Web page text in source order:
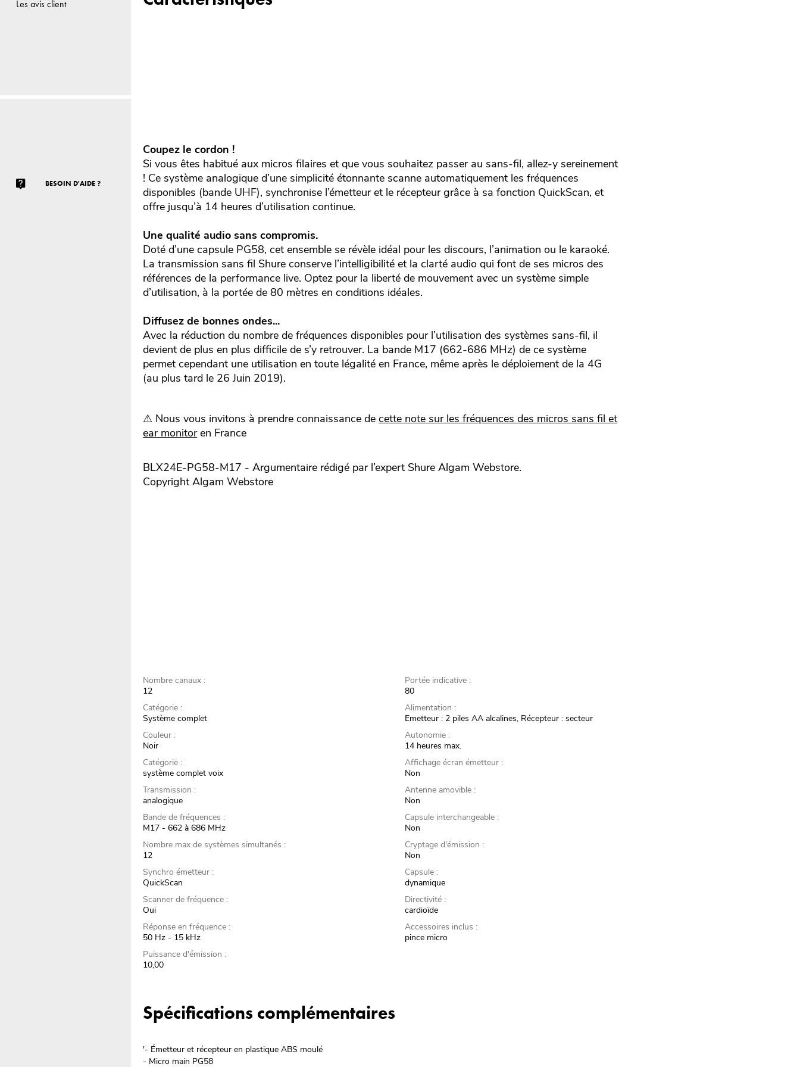
Les avis client
BESOIN D'AIDE ?
Coupez le cordon !
Si vous êtes habitué aux micros filaires et que vous souhaitez passer au sans-fil, allez-y sereinement
! Ce système analogique d’une simplicité étonnante scanne automatiquement les fréquences
disponibles (bande UHF), synchronise l’émetteur et le récepteur grâce à sa fonction QuickScan, et
offre jusqu’à 14 heures d’utilisation continue.
Une qualité audio sans compromis.
Doté d’une capsule PG58, cet ensemble se révèle idéal pour les discours, l’animation ou le karaoké.
La transmission sans fil Shure conserve l’intelligibilité et la clarté audio qui font de ses micros des
références de la performance live. Optez pour la liberté de mouvement avec un système simple
d’utilisation, à la portée de 80 mètres en conditions idéales.
Diffusez de bonnes ondes...
Avec la réduction du nombre de fréquences disponibles pour l’utilisation des systèmes sans-fil, il
devient de plus en plus difficile de s’y retrouver. La bande M17 (662-686 MHz) de ce système
permet cependant une utilisation en toute légalité en France, même après le déploiement de la 4G
(au plus tard le 26 Juin 2019).
⚠ Nous vous invitons à prendre connaissance decette note sur les fréquences des micros sans fil et
ear monitoren France
BLX24E-PG58-M17 - Argumentaire rédigé par l’expert Shure Algam Webstore.
Copyright Algam Webstore
Nombre canaux :
12
Catégorie :
Système complet
Couleur :
Noir
Catégorie :
système complet voix
Transmission :
analogique
Bande de fréquences :
M17 - 662 à 686 MHz
Nombre max de systèmes simultanés :
12
Synchro émetteur :
QuickScan
Scanner de fréquence :
Oui
Réponse en fréquence :
50 Hz - 15 kHz
Puissance d'émission :
10,00
Portée indicative :
80
Alimentation :
Emetteur : 2 piles AA alcalines, Récepteur : secteur
Autonomie :
14 heures max.
Affichage écran émetteur :
Non
Antenne amovible :
Non
Capsule interchangeable :
Non
Cryptage d'émission :
Non
Capsule :
dynamique
Directivité :
cardioïde
Accessoires inclus :
pince micro
Spécifications complémentaires
'- Émetteur et récepteur en plastique ABS moulé
- Micro main PG58